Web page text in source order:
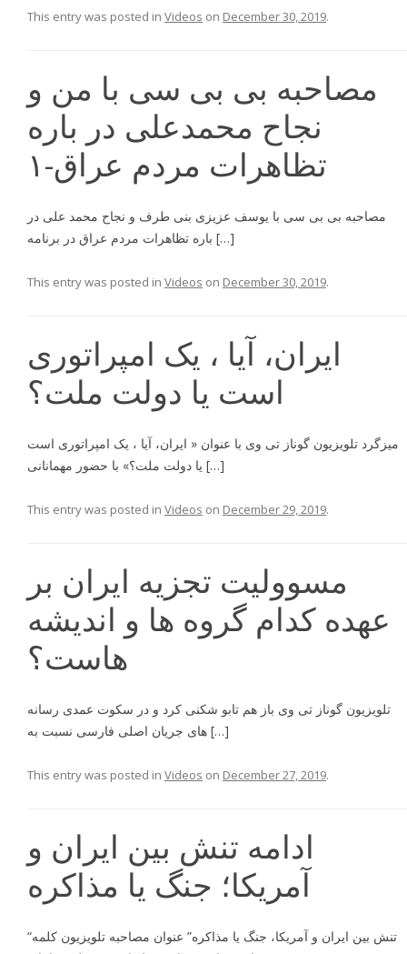
This entry was posted in Videos on December 30, 2019.
مصاحبه بی بی سی با من و
نجاح محمدعلی در باره
تظاهرات مردم عراق-۱
مصاحبه بى بى سى با يوسف عزيزى بنى طرف و نجاح محمد على در
باره تظاهرات مردم عراق در برنامه […]
This entry was posted in Videos on December 30, 2019.
ایران، آیا ، یک امپراتوری
است یا دولت ملت؟
میزگرد تلویزیون گوناز تی وی با عنوان « ایران، آیا ، یک امپراتوری است
یا دولت ملت؟» با حضور مهمانانی […]
This entry was posted in Videos on December 29, 2019.
مسوولیت تجزیه ایران بر
عهده کدام گروه ها و اندیشه
هاست؟
تلویزیون گوناز تی وی باز هم تابو شکنی کرد و در سکوت عمدی رسانه
های جریان اصلی فارسی نسبت به […]
This entry was posted in Videos on December 27, 2019.
ادامه تنش بین ایران و
آمریکا؛ جنگ یا مذاکره
“تنش بين ايران و آمريكا، جنگ يا مذاكره” عنوان مصاحبه تلويزيون كلمه